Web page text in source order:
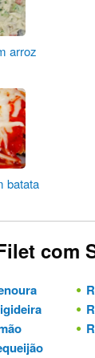
arroz
batata
com